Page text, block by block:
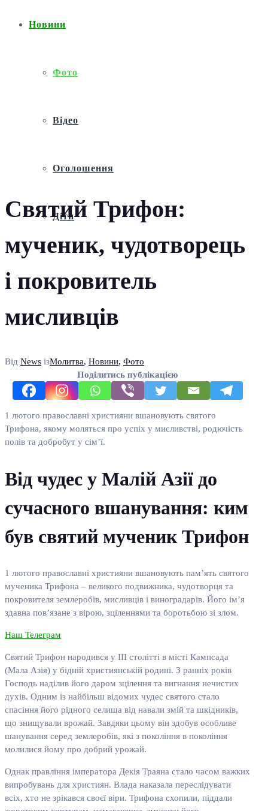
Новини
Фото
Відео
Оголошення
Діти
Святий Трифон:
мученик, чудотворець
і покровитель
мисливців
Від News ізМолитва, Новини, Фото
Поділитись публікацією
1 лютого православні християни вшановують святого
Трифона, якому моляться про успіх у мисливстві, родючість
полів та добробут у сім’ї.
Від чудес у Малій Азії до
сучасного вшанування: ким
був святий мученик Трифон
1 лютого православні християни вшановують пам’ять святого
мученика Трифона – великого подвижника, чудотворця та
покровителя землеробів, мисливців і виноградарів. Його ім’я
здавна пов’язане з вірою, зціленнями та боротьбою зі злом.
Наш Телеграм
Святий Трифон народився у III столітті в місті Кампсада
(Мала Азія) у бідній християнській родині. З ранніх років
Господь наділив його даром зцілення та вигнання нечистих
духів. Одним із найбільш відомих чудес святого стало
спасіння його рідного селища від навали змій та шкідників,
що знищували врожай. Завдяки цьому він здобув особливе
шанування серед землеробів, які з покоління в покоління
молилися йому про добрий урожай.
Однак правління імператора Декія Траяна стало часом важких
випробувань для християн. Влада наказала переслідувати
всіх, хто не зрікався своєї віри. Трифона схопили, піддали